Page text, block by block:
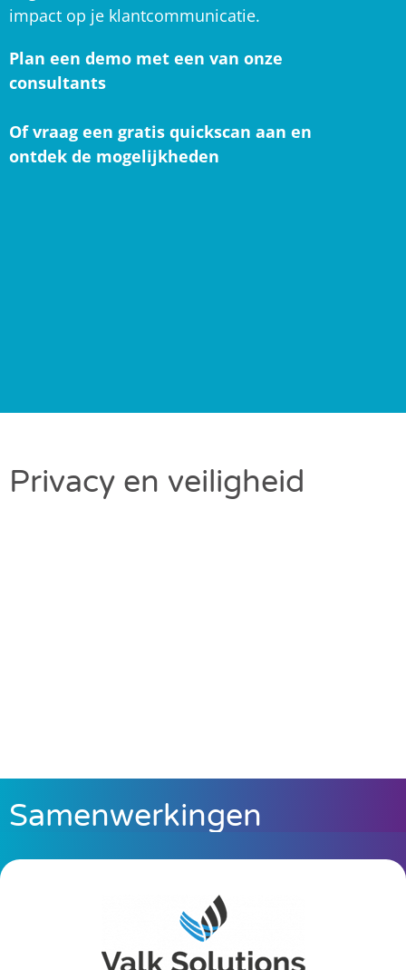
impact op je klantcommunicatie.
Plan een demo met een van onze
consultants
Of vraag een gratis quickscan aan en
ontdek de mogelijkheden
Privacy en veiligheid
Samenwerkingen